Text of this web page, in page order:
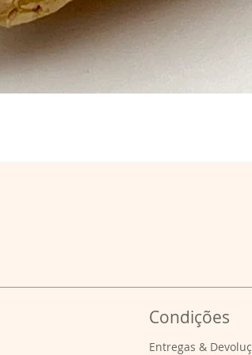
Condições
Entregas &